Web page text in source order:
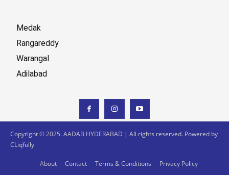
Medak
Rangareddy
Warangal
Adilabad
Copyright © 2025. AADAB HYDERABAD | All rights reserved. Powered by
CLiqfully
About Contact Terms & Conditions Privacy Policy